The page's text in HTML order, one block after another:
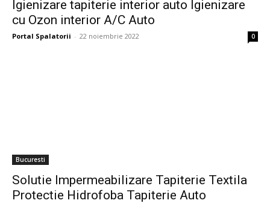
Igienizare tapiterie interior auto Igienizare
cu Ozon interior A/C Auto
Portal Spalatorii - 22 noiembrie 2022 0
Bucuresti
Solutie Impermeabilizare Tapiterie Textila
Protectie Hidrofoba Tapiterie Auto